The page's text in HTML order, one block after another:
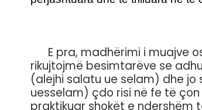
E pra, madhërimi i muajve
rikujtojmë besimtarëve se
(alejhi salatu ue selam) dhe
uesselam) çdo risi në fe të
praktikuar shokët e ndershëm